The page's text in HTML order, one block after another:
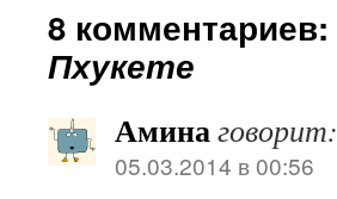
8 комментариев:
Пхукете
Аминаговорит:
05.03.2014 в 00:56